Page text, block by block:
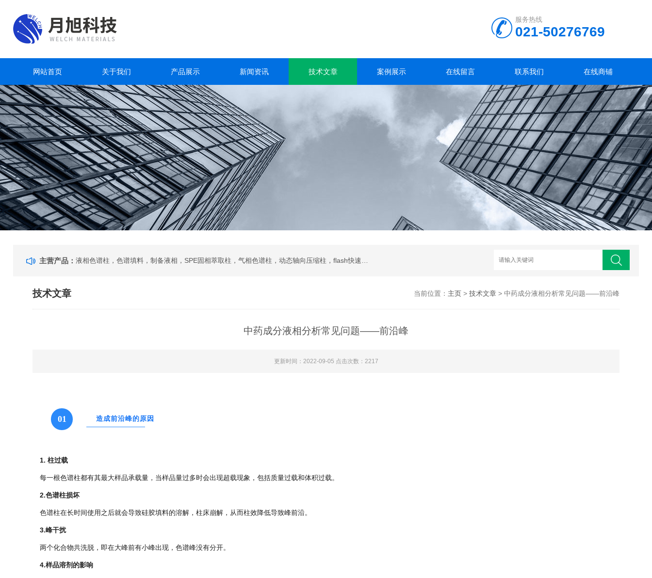
服务热线
021-50276769
网站首页 关于我们 产品展示 新闻资讯 技术文章 案例展示 在线留言 联系我们 在线商铺
主营产品：
技术文章 当前位置： 主页> 技术文章> 中药成分液相分析常见问题——前沿峰
中药成分液相分析常见问题——前沿峰
更新时间：2022-09-05 点击次数：2217
01 造成前沿峰的原因
1. 柱过载
每一根色谱柱都有其最大样品承载量，当样品量过多时会出现超载现象，包括质量过载和体积过载。
2.色谱柱损坏
色谱柱在长时间使用之后就会导致硅胶填料的溶解，柱床崩解，从而柱效降低导致峰前沿。
3.峰干扰
两个化合物共洗脱，即在大峰前有小峰出现，色谱峰没有分开。
4.样品溶剂的影响